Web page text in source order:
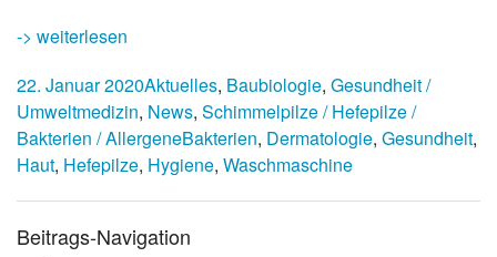
-> weiterlesen
22. Januar 2020Aktuelles, Baubiologie, Gesundheit /
Umweltmedizin, News, Schimmelpilze / Hefepilze /
Bakterien / AllergeneBakterien, Dermatologie, Gesundheit,
Haut, Hefepilze, Hygiene, Waschmaschine
Beitrags-Navigation